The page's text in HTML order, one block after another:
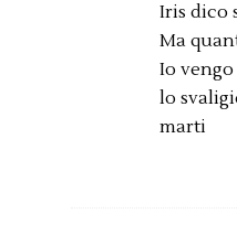
Iris dico
Ma
Io
lo
marti